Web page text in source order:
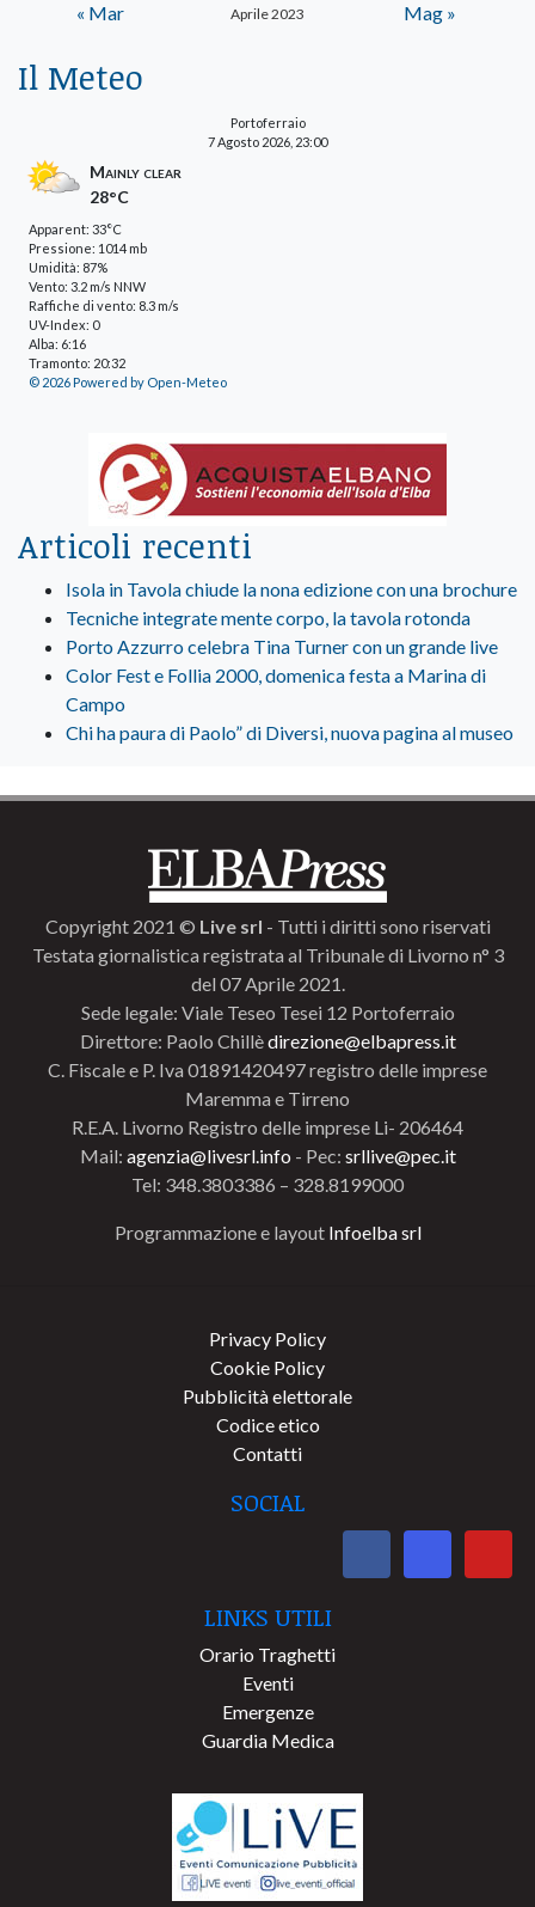
Aprile 2023
« Mar Mag »
Il Meteo
Portoferraio
7 Agosto 2026, 23:00
Mainly clear
28°C
Apparent: 33°C
Pressione: 1014 mb
Umidità: 87%
Vento: 3.2 m/s NNW
Raffiche di vento: 8.3 m/s
UV-Index: 0
Alba: 6:16
Tramonto: 20:32
© 2026 Powered by Open-Meteo
Articoli recenti
Isola in Tavola chiude la nona edizione con una brochure
Tecniche integrate mente corpo, la tavola rotonda
Porto Azzurro celebra Tina Turner con un grande live
Color Fest e Follia 2000, domenica festa a Marina di
Campo
Chi ha paura di Paolo” di Diversi, nuova pagina al museo
Copyright 2021 © Live srl - Tutti i diritti sono riservati
Testata giornalistica registrata al Tribunale di Livorno n° 3
del 07 Aprile 2021.
Sede legale: Viale Teseo Tesei 12 Portoferraio
Direttore: Paolo Chillèdirezione@elbapress.it
C. Fiscale e P. Iva 01891420497 registro delle imprese
Maremma e Tirreno
R.E.A. Livorno Registro delle imprese Li- 206464
Mail: agenzia@livesrl.info - Pec: srllive@pec.it
Tel: 348.3803386 – 328.8199000
Programmazione e layout Infoelba srl
Privacy Policy
Cookie Policy
Pubblicità elettorale
Codice etico
Contatti
SOCIAL
LINKS UTILI
Orario Traghetti
Eventi
Emergenze
Guardia Medica